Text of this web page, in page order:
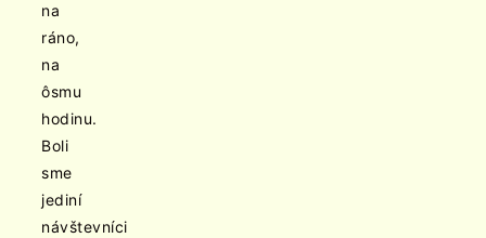
na
ráno,
na
ôsmu
hodinu.
Boli
sme
jediní
návštevníci